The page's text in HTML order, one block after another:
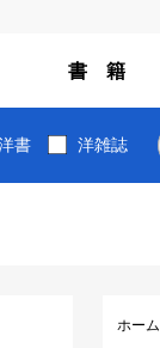
書 籍
書 洋雑誌
ホーム